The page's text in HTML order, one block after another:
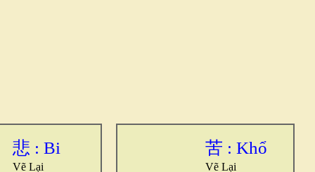
悲 : Bi
Vẽ Lại
苦 : Khổ
Vẽ Lại